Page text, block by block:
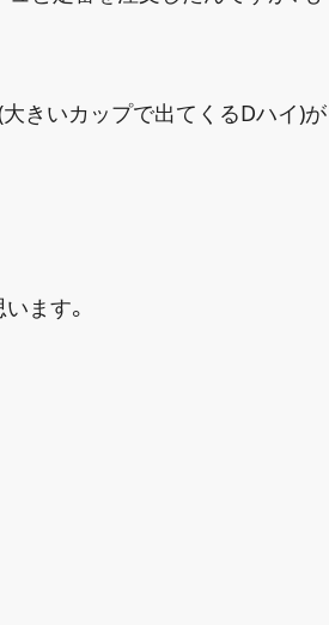
きいカップで出てくるDハイ)が
ます。